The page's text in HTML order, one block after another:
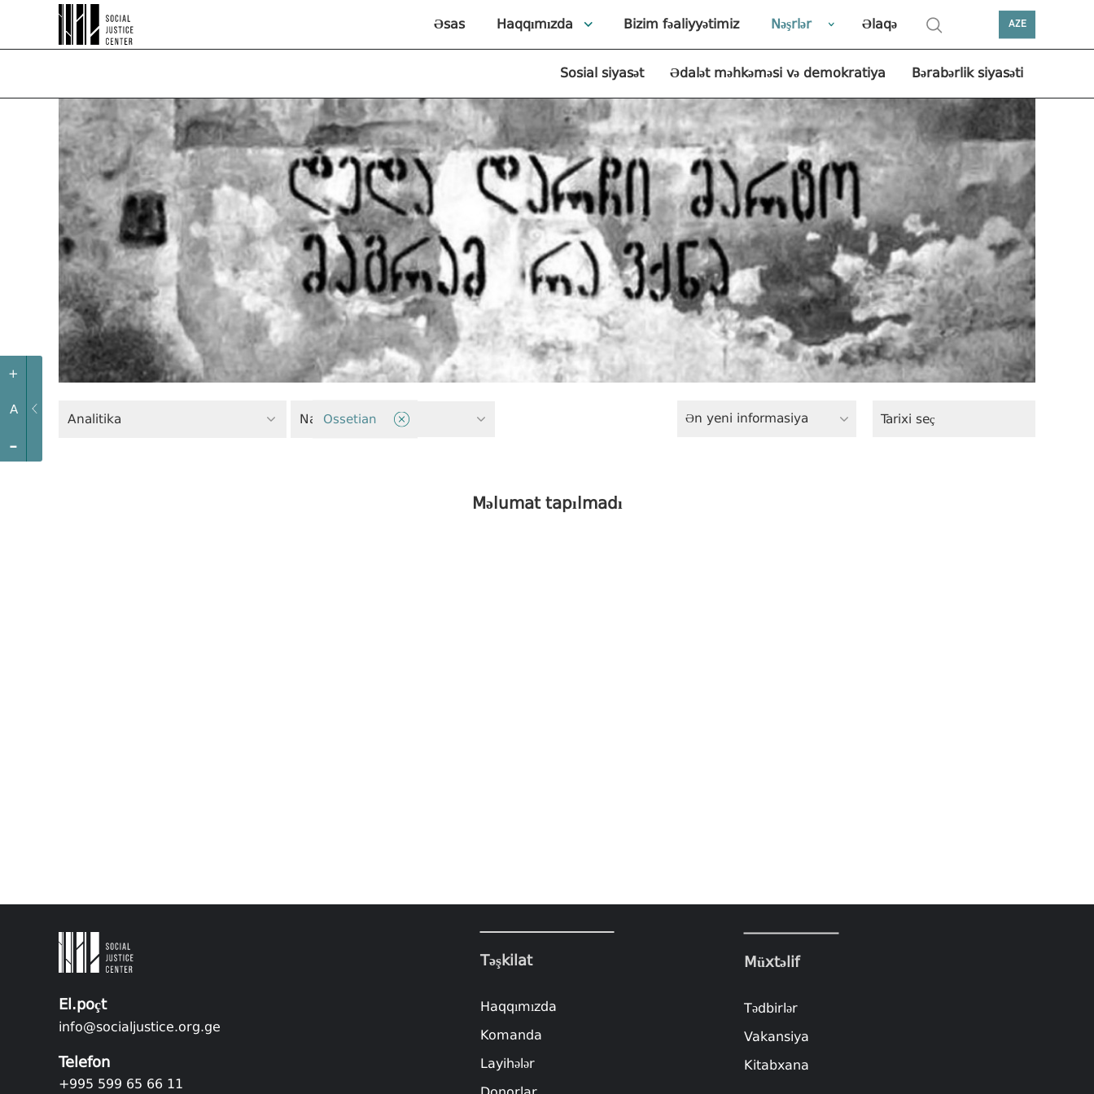
+
A
-
Əsas Haqqımızda Bizim fəaliyyətimiz Nəşrlər Əlaqə AZE
Sosial siyasət Ədalət məhkəməsi və demokratiya Bərabərlik siyasəti
Analitika Narkosiyasət
Ossetian Ən yeni informasiya
Məlumat tapılmadı
El.poçt
info@socialjustice.org.ge
Telefon
+995 599 65 66 11
Təşkilat
Haqqımızda
Komanda
Layihələr
Müxtəlif
Tədbirlər
Vakansiya
Kitabxana